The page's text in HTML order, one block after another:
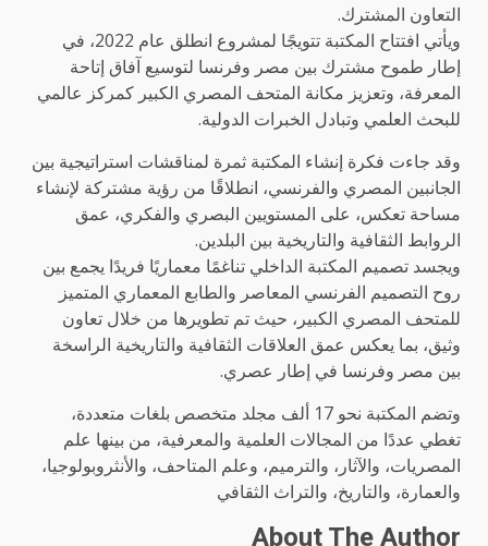
التعاون المشترك.
ويأتي افتتاح المكتبة تتويجًا لمشروع انطلق عام 2022، في
إطار طموح مشترك بين مصر وفرنسا لتوسيع آفاق إتاحة
المعرفة، وتعزيز مكانة المتحف المصري الكبير كمركز عالمي
للبحث العلمي وتبادل الخبرات الدولية.
وقد جاءت فكرة إنشاء المكتبة ثمرة لمناقشات استراتيجية بين
الجانبين المصري والفرنسي، انطلاقًا من رؤية مشتركة لإنشاء
مساحة تعكس، على المستويين البصري والفكري، عمق
الروابط الثقافية والتاريخية بين البلدين.
ويجسد تصميم المكتبة الداخلي تناغمًا معماريًا فريدًا يجمع بين
روح التصميم الفرنسي المعاصر والطابع المعماري المتميز
للمتحف المصري الكبير، حيث تم تطويرها من خلال تعاون
وثيق، بما يعكس عمق العلاقات الثقافية والتاريخية الراسخة
بين مصر وفرنسا في إطار عصري.
وتضم المكتبة نحو 17 ألف مجلد متخصص بلغات متعددة،
تغطي عددًا من المجالات العلمية والمعرفية، من بينها علم
المصريات، والآثار، والترميم، وعلم المتاحف، والأنثروبولوجيا،
والعمارة، والتاريخ، والتراث الثقافي
About The Author